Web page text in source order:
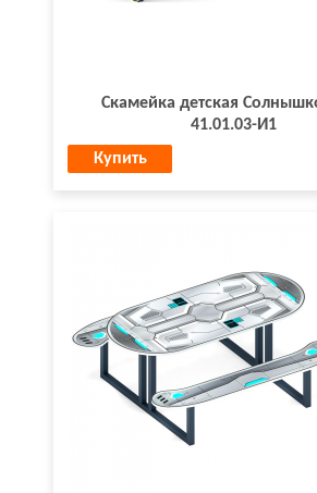
Скамейка детская
41.01.03-И1
Купить